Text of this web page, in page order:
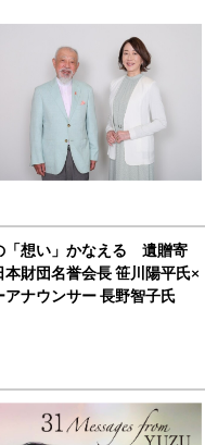
「想い」かなえる 遺贈寄
財団名誉会長 笹川陽平氏×
アナウンサー 長野智子氏